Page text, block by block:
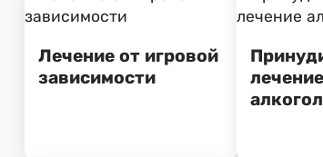
Лечение от игровой
зависимости
лечение